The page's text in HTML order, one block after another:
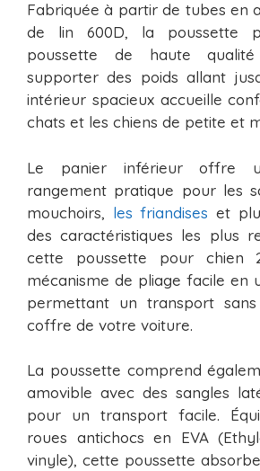
Fabriquée à partir de tubes en
de lin 600D, la poussette
poussette de haute
supporter des poids allant
intérieur spacieux accueille
chats et les chiens de petite et
Le panier inférieur offre
rangement pratique pour les
mouchoirs, les friandises et
des caractéristiques les plus
cette poussette pour chien
mécanisme de pliage facile en
permettant un transport
coffre de votre voiture.
La poussette comprend
amovible avec des sangles
pour un transport facile.
roues antichocs en EVA
vinyle), cette poussette